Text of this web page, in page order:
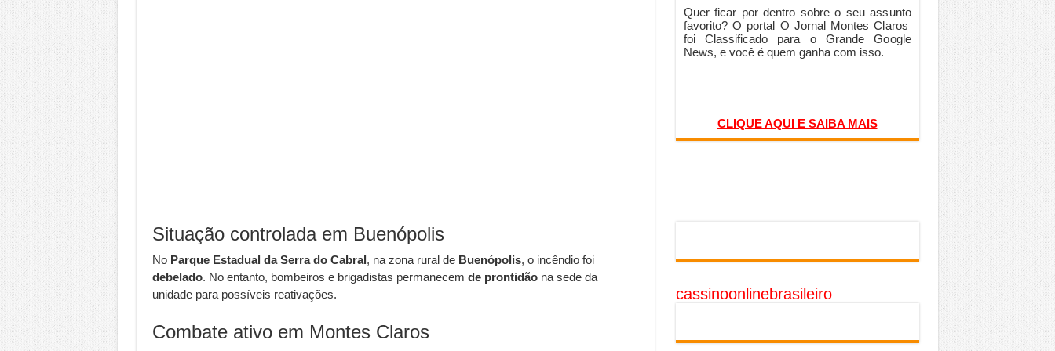
Situação controlada em Buenópolis
No Parque Estadual da Serra do Cabral, na zona rural de Buenópolis, o incêndio foi
debelado. No entanto, bombeiros e brigadistas permanecem de prontidãona sede da
unidade para possíveis reativações.
Combate ativo em Montes Claros
Quer ficar por dentro sobre o seu assunto
favorito? O portal O Jornal Montes Claros
foi Classificado para o Grande Google
News, e você é quem ganha com isso.
CLIQUE AQUI E SAIBA MAIS
cassinoonlinebrasileiro